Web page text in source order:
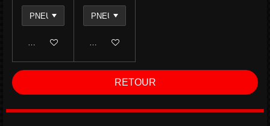
Ajouter au panier Ajouter au panier
RETOUR